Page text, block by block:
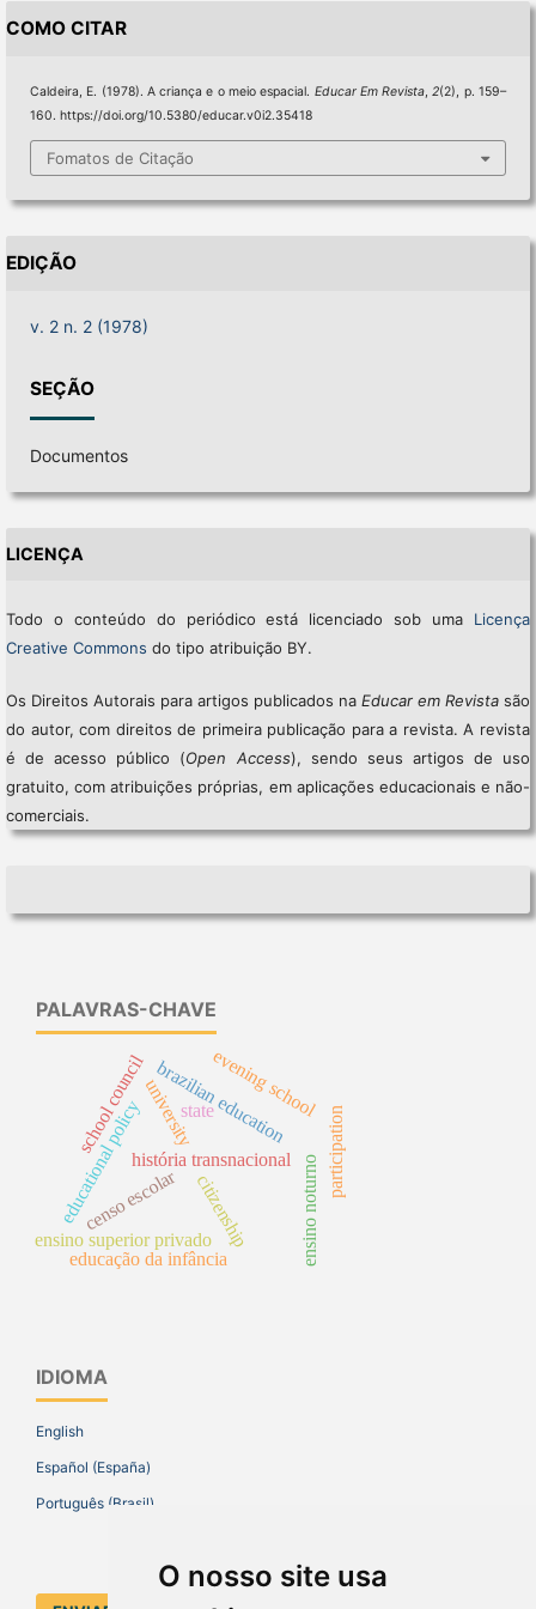
O nosso site usa
COMO CITAR
Caldeira, E. (1978). A criança e o meio espacial. Educar Em Revista,2(2), p. 159–
160. https://doi.org/10.5380/educar.v0i2.35418
Fomatos de Citação
EDIÇÃO
v. 2 n. 2 (1978)
SEÇÃO
Documentos
LICENÇA
Todo o conteúdo do periódico está licenciado sob uma Licença
Creative Commons do tipo atribuição BY.
Os Direitos Autorais para artigos publicados naEducar em Revista são
do autor, com direitos de primeira publicação para a revista. A revista
é de acesso público (Open Access), sendo seus artigos de uso
gratuito, com atribuições próprias, em aplicações educacionais e não-
comerciais.
PALAVRAS-CHAVE
história transnacional
brazilian education
school council
citizenship
participation
ensino superior privado
university
educational policy ensino noturno
evening school
educação da infância
censo escolar
state
IDIOMA
English
Español (España)
Português (Brasil)